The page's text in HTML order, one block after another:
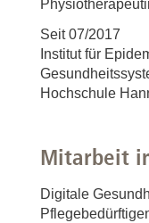
Seit 07/2017
Institut für
Hochschule
Mitarbeit
Digitale